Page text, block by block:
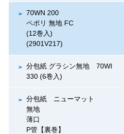
70WN 200
ペポリ 無地 FC
(12巻入)
(2901V217)
分包紙 グラシン無地 70WI
330 (6巻入)
分包紙 ニューマット
無地
薄口
P管【裏巻】